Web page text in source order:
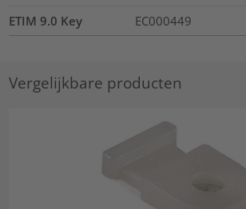
ETIM 9.0 Key
EC000449
Vergelijkbare producten